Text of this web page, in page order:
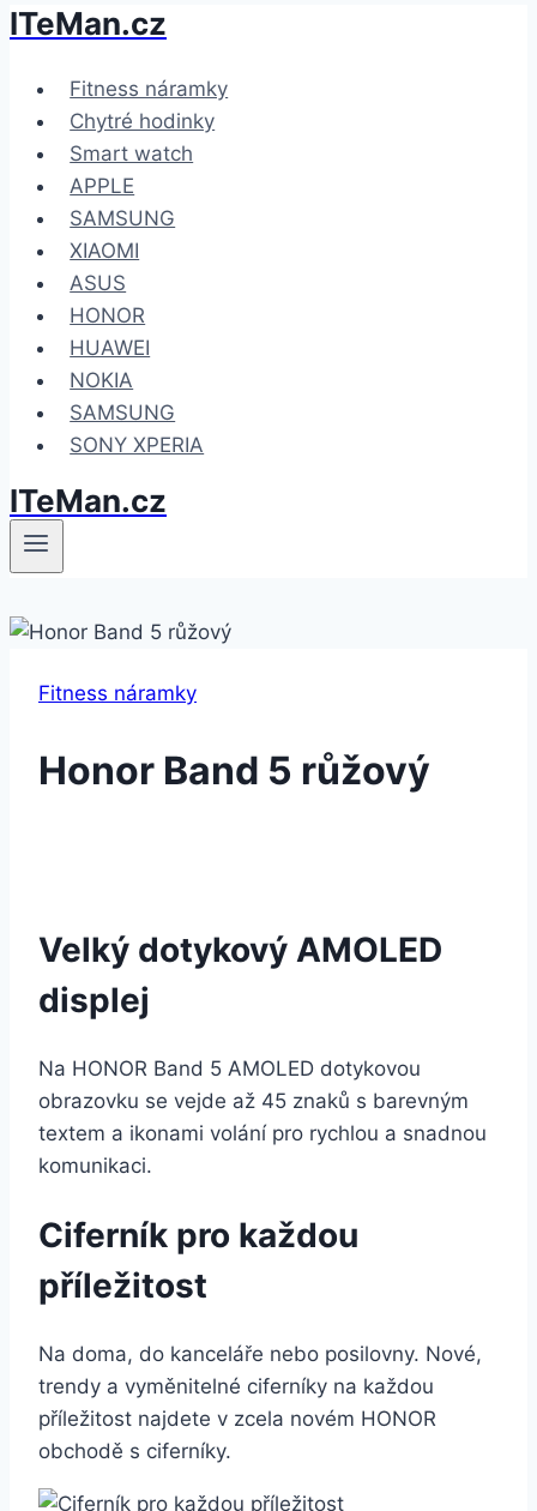
Přeskočit
obsah
ITeMan.cz
Fitness náramky
Chytré hodinky
Smart watch
APPLE
SAMSUNG
XIAOMI
ASUS
HONOR
HUAWEI
NOKIA
SAMSUNG
SONY XPERIA
ITeMan.cz
Fitness náramky
Honor Band 5 růžový
Velký dotykový AMOLED
displej
Na HONOR Band 5 AMOLED dotykovou
obrazovku se vejde až 45 znaků s barevným
textem a ikonami volání pro rychlou a snadnou
komunikaci.
Ciferník pro každou
příležitost
Na doma, do kanceláře nebo posilovny. Nové,
trendy a vyměnitelné ciferníky na každou
příležitost najdete v zcela novém HONOR
obchodě s ciferníky.